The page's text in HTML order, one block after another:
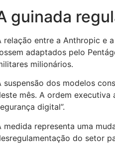
guinada
relação entre a Anthropic e
adaptados pelo
milionários.
suspensão dos modelos
mês. A ordem
digital”.
medida representa uma
do setor